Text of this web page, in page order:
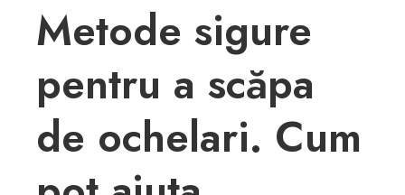
Metode sigure
pentru a scăpa
de ochelari. Cum